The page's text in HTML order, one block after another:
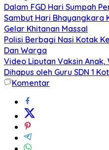
Dalam FGD Hari Sumpah
Sambut Hari Bhayangkara
Gelar Khitanan Massal
Polisi Berbagi Nasi Kotak
Dan Warga
Video Liputan Vaksin
Dihapus oleh Guru SDN 1
Komentar